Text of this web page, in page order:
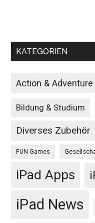
KATEGORIEN
Action & Adventure
Bildung & Studium
Diverses Zubehör
FUN Games
iPad Apps
iPad News